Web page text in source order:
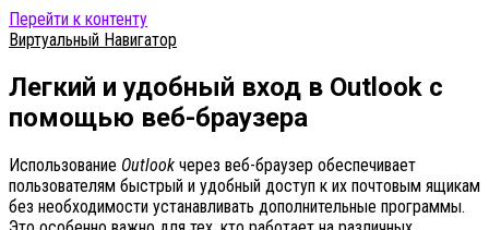
Перейти к контенту
Виртуальный Навигатор
Легкий и удобный вход в Outlook с
помощью веб-браузера
Использование Outlook через веб-браузер обеспечивает
пользователям быстрый и удобный доступ к их почтовым ящикам
без необходимости устанавливать дополнительные программы.